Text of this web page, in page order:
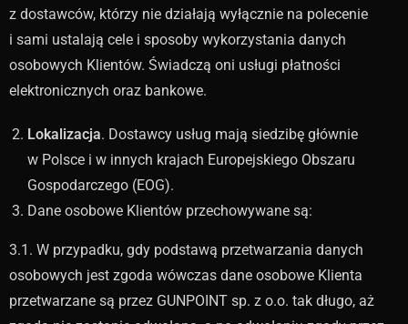
z dostawców, którzy nie działają wyłącznie na polecenie
i sami ustalają cele i sposoby wykorzystania danych
osobowych Klientów. Świadczą oni usługi płatności
elektronicznych oraz bankowe.
Lokalizacja. Dostawcy usług mają siedzibę głównie
w Polsce i w innych krajach Europejskiego Obszaru
Gospodarczego (EOG).
Dane osobowe Klientów przechowywane są:
3.1. W przypadku, gdy podstawą przetwarzania danych
osobowych jest zgoda wówczas dane osobowe Klienta
przetwarzane są przez GUNPOINT sp. z o.o. tak długo, aż